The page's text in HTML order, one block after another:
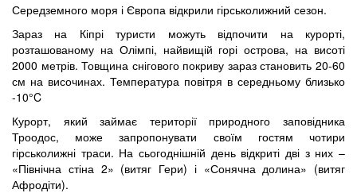
Середземного моря і Європа відкрили гірськолижний сезон.
Зараз на Кіпрі туристи можуть відпочити на курорті,
розташованому на Олімпі, найвищій горі острова, на висоті
2000 метрів. Товщина снігового покриву зараз становить 20-60
см на височинах. Температура повітря в середньому близько
-10°C
Курорт, який займає території природного заповідника
Троодос, може запропонувати своїм гостям чотири
гірськолижні траси. На сьогоднішній день відкриті дві з них –
«Північна стіна 2» (витяг Гери) і «Сонячна долина» (витяг
Афродіти).